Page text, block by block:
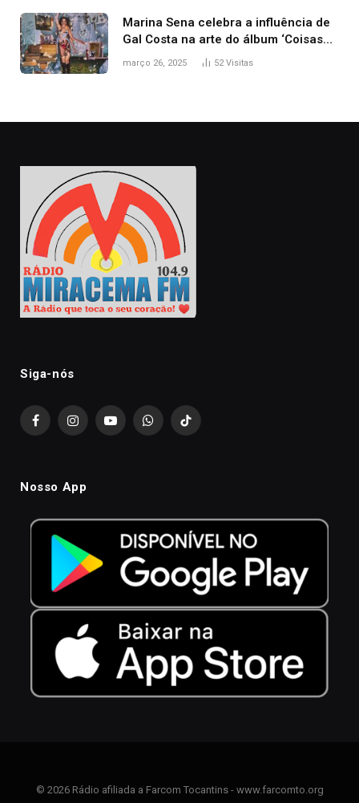
Marina Sena celebra a influência de
Gal Costa na arte do álbum ‘Coisas
naturais’
março 26, 2025 52Visitas
Siga-nós
FacebookInstagramYouTubeWhatsAppTikTok
Nosso App
© 2026 Rádio afiliada a Farcom Tocantins - www.farcomto.org